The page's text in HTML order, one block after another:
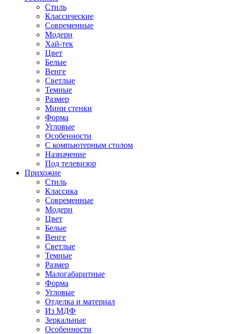
Стиль
Классические
Современные
Модерн
Хай-тек
Цвет
Белые
Венге
Светлые
Темные
Размер
Мини стенки
Форма
Угловые
Особенности
С компьютерным столом
Назначение
Под телевизор
Прихожие
Стиль
Классика
Современные
Модерн
Цвет
Белые
Венге
Светлые
Темные
Размер
Малогабаритные
Форма
Угловые
Отделка и материал
Из МДФ
Зеркальные
Особенности